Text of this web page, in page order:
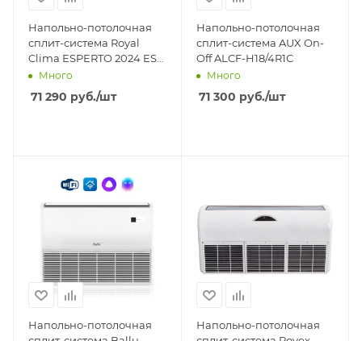
Напольно-потолочная
сплит-система Royal
Clima ESPERTO 2024 ES-
F 18HRCX/ES-E 18HCX
Много
71 290 руб./шт
Напольно-потолочная
сплит-система AUX On-
Off ALCF-H18/4R1С
Много
71 300 руб./шт
Напольно-потолочная
Напольно-потолочная